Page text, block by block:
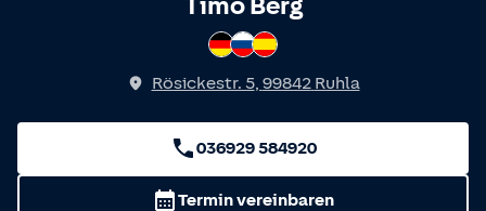
Deutsch
Russisch
Spanisch
Rösickestr. 5, 99842 Ruhla
036929 584920
Termin vereinbaren